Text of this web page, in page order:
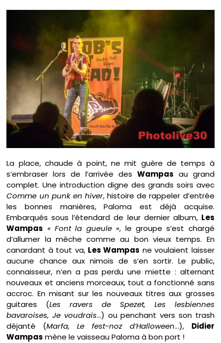
La place, chaude à point, ne mit guère de temps à
s’embraser lors de l’arrivée des Wampas au grand
complet. Une introduction digne des grands soirs avec
Comme un punk en hiver, histoire de rappeler d’entrée
les bonnes manières, Paloma est déjà acquise.
Embarqués sous l’étendard de leur dernier album, Les
Wampas « Font la gueule », le groupe s’est chargé
d’allumer la mèche comme au bon vieux temps. En
canardant à tout va, Les Wampas ne voulaient laisser
aucune chance aux nimois de s’en sortir. Le public,
connaisseur, n’en a pas perdu une miette : alternant
nouveaux et anciens morceaux, tout a fonctionné sans
accroc. En misant sur les nouveaux titres aux grosses
guitares (Les ravers de Spezet, Les lesbiennes
bavaroises, Je voudrais…) ou penchant vers son trash
déjanté (Marfa, Le fest-noz d’Halloween…), Didier
Wampas mène le vaisseau Paloma à bon port !